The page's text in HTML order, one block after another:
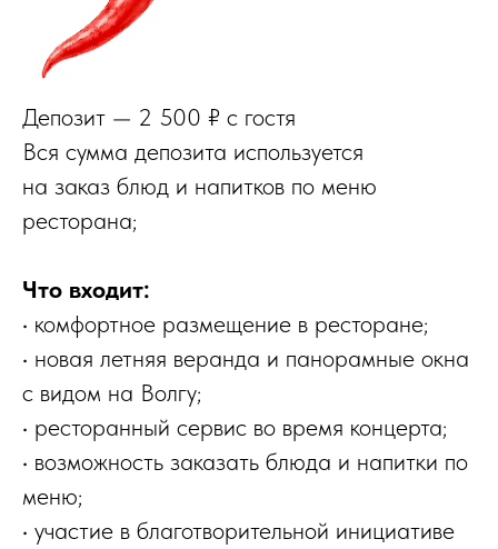
Депозит — 2 500 ₽ с гостя
Вся сумма депозита используется
на заказ блюд и напитков по меню
ресторана;
Что входит:
• комфортное размещение в ресторане;
• новая летняя веранда и панорамные окна
с видом на Волгу;
• ресторанный сервис во время концерта;
• возможность заказать блюда и напитки по
меню;
• участие в благотворительной инициативе